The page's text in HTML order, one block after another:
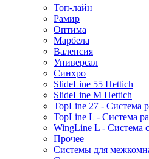
Топ-лайн
Рамир
Оптима
Марбела
Валенсия
Универсал
Синхро
SlideLine 55 Hettich
SlideLine M Hettich
TopLine 27 - Система
TopLine L - Система
WingLine L - Система
Прочее
Системы для